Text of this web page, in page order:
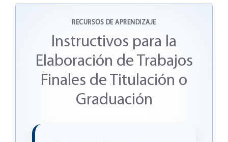
RECURSOS DE APRENDIZAJE
Instructivos para la
Elaboración de Trabajos
Finales de Titulación o
Graduación